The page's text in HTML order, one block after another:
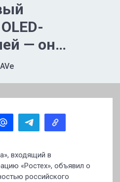
— он
и сможет
в AR/VR-
входящий в
«Ростех», объявил о
российского